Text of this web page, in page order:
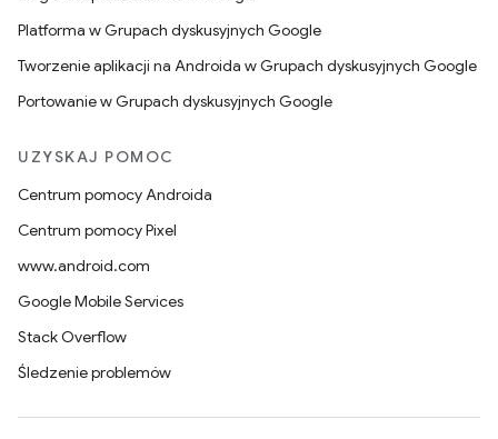
Platforma w Grupach dyskusyjnych Google
Tworzenie aplikacji na Androida w Grupach dyskusyjnych Google
Portowanie w Grupach dyskusyjnych Google
UZYSKAJ POMOC
Centrum pomocy Androida
Centrum pomocy Pixel
www.android.com
Google Mobile Services
Stack Overflow
Śledzenie problemów